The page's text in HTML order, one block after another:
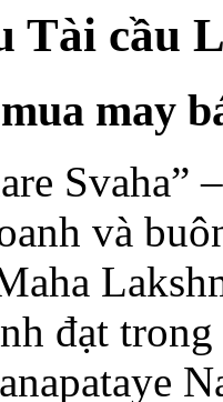
Tài cầu
may
Svaha”
và
đạt